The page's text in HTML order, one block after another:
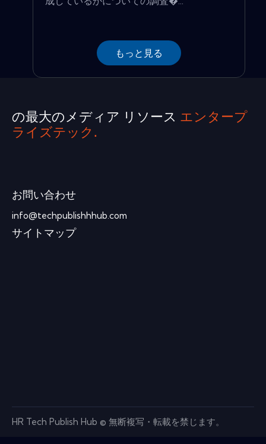
もっと見る
の最大のメディア リソース エンタープ
ライズテック.
お問い合わせ
info@techpublishhhub.com
サイトマップ
HR Tech Publish Hub © 無断複写・転載を禁じます。